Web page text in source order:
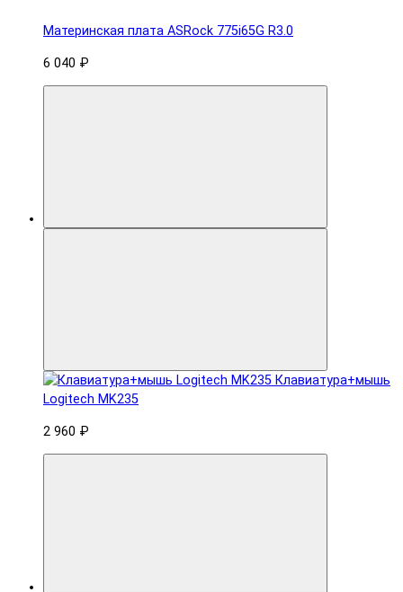
Материнская плата ASRock 775i65G R3.0
6 040 ₽
Клавиатура+мышь
Logitech MK235
2 960 ₽